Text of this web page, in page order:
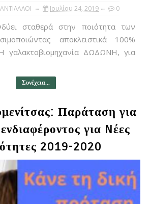
Ιουλίου 24, 2019 0
σταθερά στην ποιότητα των
αποκλειστικά 100%
γαλακτοβιομηχανία ΔΩΔΩΝΗ, για
Συνέχεια...
Παράταση για
για Nέες
2019-2020